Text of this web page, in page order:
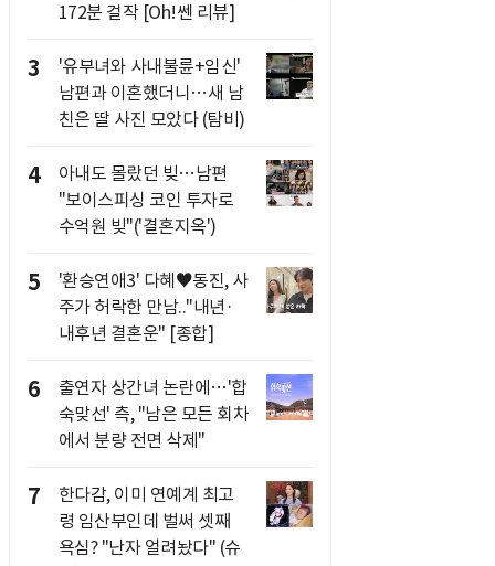
172분 걸작 [Oh!쎈 리뷰]
3
'유부녀와 사내불륜+임신'
남편과 이혼했더니…새 남
친은 딸 사진 모았다 (탐비)
4
아내도 몰랐던 빚…남편
"보이스피싱 코인 투자로
수억원 빚"('결혼지옥')
5
'환승연애3' 다혜♥동진, 사
주가 허락한 만남.."내년·
내후년 결혼운" [종합]
6
출연자 상간녀 논란에…'합
숙맞선' 측, "남은 모든 회차
에서 분량 전면 삭제"
7
한다감, 이미 연예계 최고
령 임산부인데 벌써 셋째
욕심? "난자 얼려놨다" (슈